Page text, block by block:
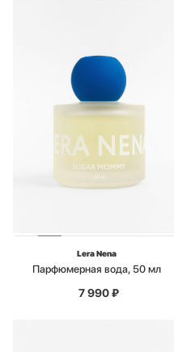
Lera Nena
Парфюмерная вода, 50 мл
7 990₽